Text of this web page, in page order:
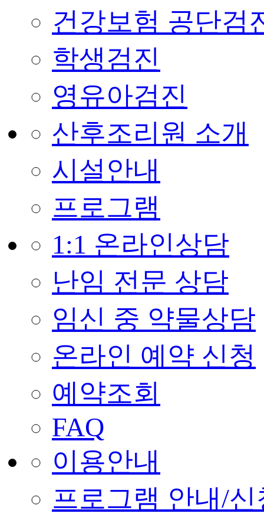
건강보험 공단검
학생검진
영유아검진
산후조리원 소개
시설안내
프로그램
1:1 온라인상담
난임 전문 상담
임신 중 약물상담
온라인 예약 신청
예약조회
FAQ
이용안내
프로그램 안내/신